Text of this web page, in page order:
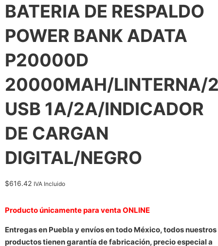
BATERIA DE RESPALDO
POWER BANK ADATA
P20000D
20000MAH/LINTERNA/
USB 1A/2A/INDICADOR
DE CARGAN
DIGITAL/NEGRO
$616.42 IVA Incluido
Producto únicamente para venta ONLINE
Entregas en Puebla y envíos en todo México, todos nuestros
productos tienen garantía de fabricación, precio especial a